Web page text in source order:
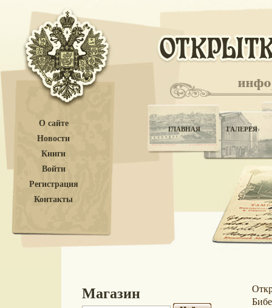
О сайте
Новости
Книги
Войти
Регистрация
Контакты
ГЛАВНАЯ ГАЛЕРЕЯ
Магазин